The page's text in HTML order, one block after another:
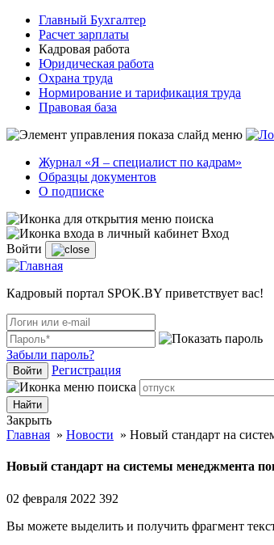
Главный Бухгалтер
Расчет зарплаты
Кадровая работа
Юридическая работа
Охрана труда
Нормирование и тарификация труда
Правовая база
Журнал «Я – специалист по кадрам»
Образцы документов
О подписке
Вход
Войти
Кадровый портал SPOK.BY приветствует вас!
Забыли пароль?
Войти Регистрация
Закрыть
Главная » Новости » Новый стандарт на
Новый стандарт на системы менеджмента
02 февраля 2022 392
Вы можете выделить и получить фрагмент